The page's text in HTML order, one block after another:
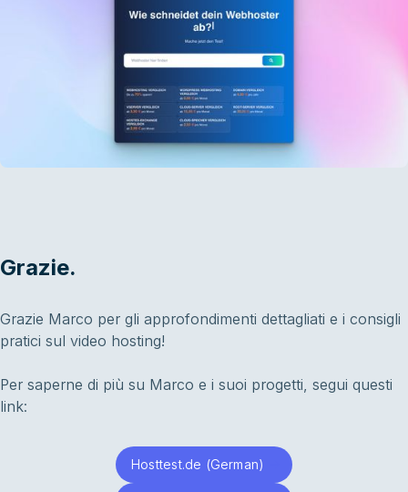
Grazie.
Grazie Marco per gli approfondimenti dettagliati e i consigli
pratici sul video hosting!
Per saperne di più su Marco e i suoi progetti, segui questi
link:
Hosttest.de (German)